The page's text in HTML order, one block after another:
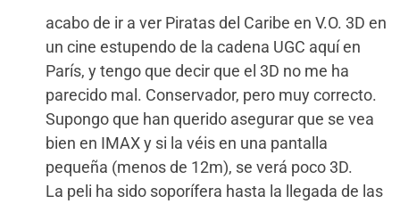
acabo de ir a ver Piratas del Caribe en V.O. 3D en
un cine estupendo de la cadena UGC aquí en
París, y tengo que decir que el 3D no me ha
parecido mal. Conservador, pero muy correcto.
Supongo que han querido asegurar que se vea
bien en IMAX y si la véis en una pantalla
pequeña (menos de 12m), se verá poco 3D.
La peli ha sido soporífera hasta la llegada de las